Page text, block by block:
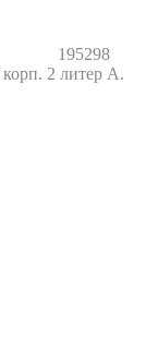
195298
корп. 2 литер А.